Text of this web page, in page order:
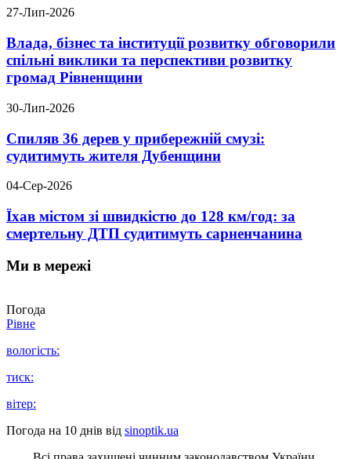
27-Лип-2026
Влада, бізнес та інституції розвитку обговорили
спільні виклики та перспективи розвитку
громад Рівненщини
30-Лип-2026
Спиляв 36 дерев у прибережній смузі:
судитимуть жителя Дубенщини
04-Сер-2026
Їхав містом зі швидкістю до 128 км/год: за
смертельну ДТП судитимуть сарненчанина
Ми в мережі
Погода
Рівне
вологість:
тиск:
вітер:
Погода на 10 днів від sinoptik.ua